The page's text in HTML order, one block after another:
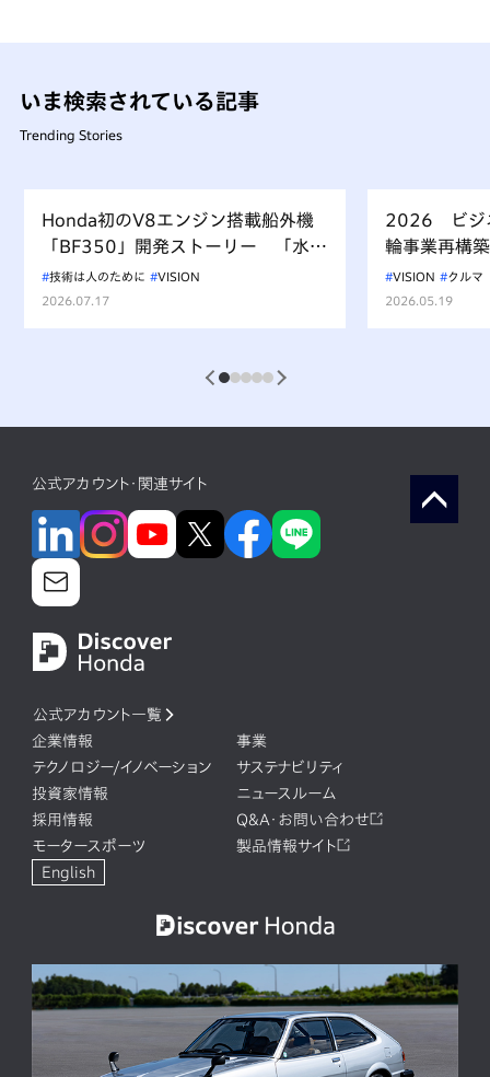
いま検索されている記事
Trending Stories
Honda初のV8エンジン搭載船外機
「BF350」開発ストーリー 「水上
を走るもの、水を汚すべからず」を
受け継ぐ挑戦
技術は人のために
VISION
2026.07.17
2026 ビジ
輪事業再構
VISION
クルマ
2026.05.19
1 2 3 4 5
公式アカウント・関連サイト
公式アカウント一覧
企業情報
事業
テクノロジー/イノベーション
サステナビリティ
投資家情報
ニュースルーム
採用情報
Q&A・お問い合わせ
モータースポーツ
製品情報サイト
English